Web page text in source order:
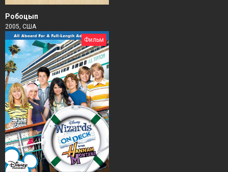
Робоцып
2005, США
Фильм